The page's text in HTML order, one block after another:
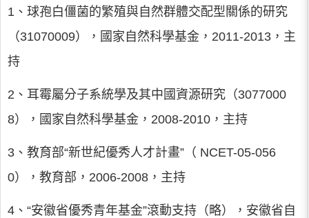
1、球孢白僵菌的繁殖與自然群體交配型關係的研究
（31070009），國家自然科學基金，2011-2013，主
持
2、耳霉屬分子系統學及其中國資源研究（3077000
8），國家自然科學基金，2008-2010，主持
3、教育部“新世紀優秀人才計畫”（ NCET-05-056
0），教育部，2006-2008，主持
4、“安徽省優秀青年基金”滾動支持（略），安徽省自